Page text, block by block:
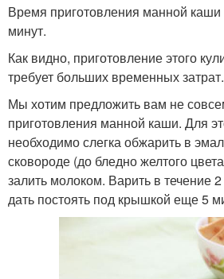
Время приготовления манной каши
минут.
Как видно, приготовление этого
требует больших временных затрат.
Мы хотим предложить вам не
приготовления манной каши. Для
необходимо слегка обжарить в
сковороде (до бледно желтого
залить молоком. Варить в течение
дать постоять под крышкой еще 5